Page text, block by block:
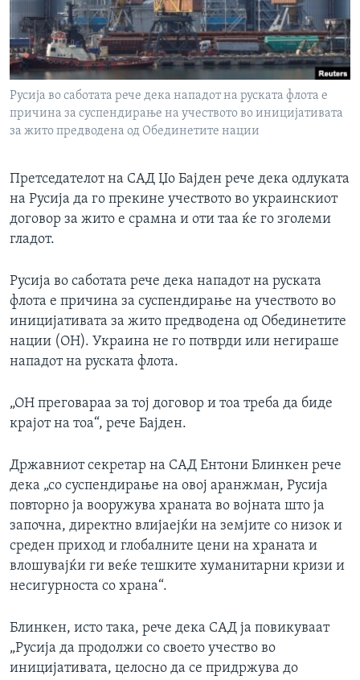
ИНТЕРВЈУА
Јазици
Русија во саботата рече дека нападот на руската флота е
причина за суспендирање на учеството во иницијативата
за жито предводена од Обединетите нации
Претседателот на САД Џо Бајден рече дека одлуката
на Русија да го прекине учеството во украинскиот
договор за жито е срамна и оти таа ќе го зголеми
гладот.
Русија во саботата рече дека нападот на руската
флота е причина за суспендирање на учеството во
иницијативата за жито предводена од Обединетите
нации (ОН). Украина не го потврди или негираше
нападот на руската флота.
„ОН преговараа за тој договор и тоа треба да биде
крајот на тоа“, рече Бајден.
Државниот секретар на САД Ентони Блинкен рече
дека „со суспендирање на овој аранжман, Русија
повторно ја вооружува храната во војната што ја
започна, директно влијаејќи на земјите со низок и
среден приход и глобалните цени на храната и
влошувајќи ги веќе тешките хуманитарни кризи и
несигурноста со храна“.
Блинкен, исто така, рече дека САД ја повикуваат
„Русија да продолжи со своето учество во
иницијативата, целосно да се придржува до